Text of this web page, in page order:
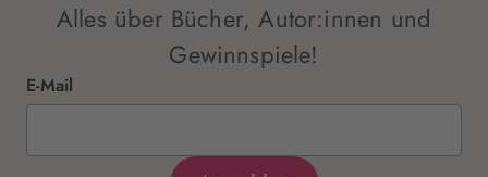
Alles über Bücher, Autor:innen und
Gewinnspiele!
E-Mail